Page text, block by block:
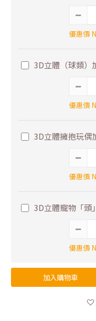
優惠價
3D立體（球類）
優惠價
3D立體擁抱玩偶
優惠價
3D立體寵物「頭
優惠價
加入購物車